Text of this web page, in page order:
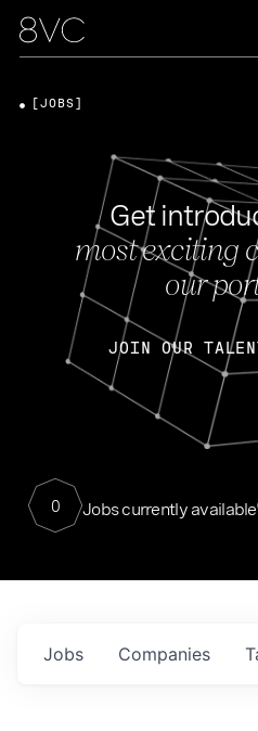
Get
most exciting
our
JOIN OUR
0 Jobs currently available
[JOBS]
Jobs Companies